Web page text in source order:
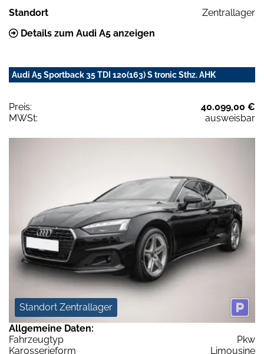
Standort
Zentrallager
Details zum Audi A5 anzeigen
Audi A5 Sportback 35 TDI 120(163) S tronic Sthz. AHK
Preis:
40.099,00 €
MWSt:
ausweisbar
Standort Zentrallager
Allgemeine Daten:
Fahrzeugtyp
Pkw
Karosserieform
Limousine